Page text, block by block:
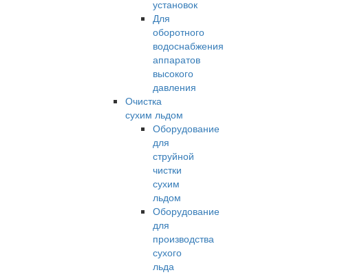
установок
Для
оборотного
водоснабжения
аппаратов
высокого
давления
Очистка
сухим льдом
Оборудование
для
струйной
чистки
сухим
льдом
Оборудование
для
производства
сухого
льда